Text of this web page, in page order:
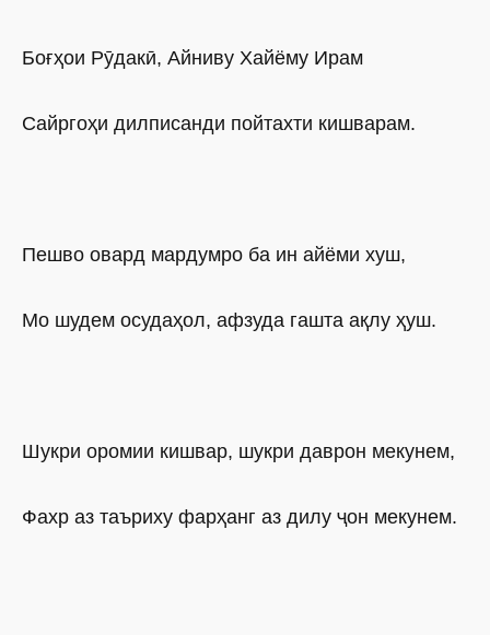
Боғҳои Рӯдакӣ, Айниву Хайёму Ирам
Сайргоҳи дилписанди пойтахти кишварам.
Пешво овард мардумро ба ин айёми хуш,
Мо шудем осудаҳол, афзуда гашта ақлу ҳуш.
Шукри оромии кишвар, шукри даврон мекунем,
Фахр аз таъриху фарҳанг аз дилу ҷон мекунем.